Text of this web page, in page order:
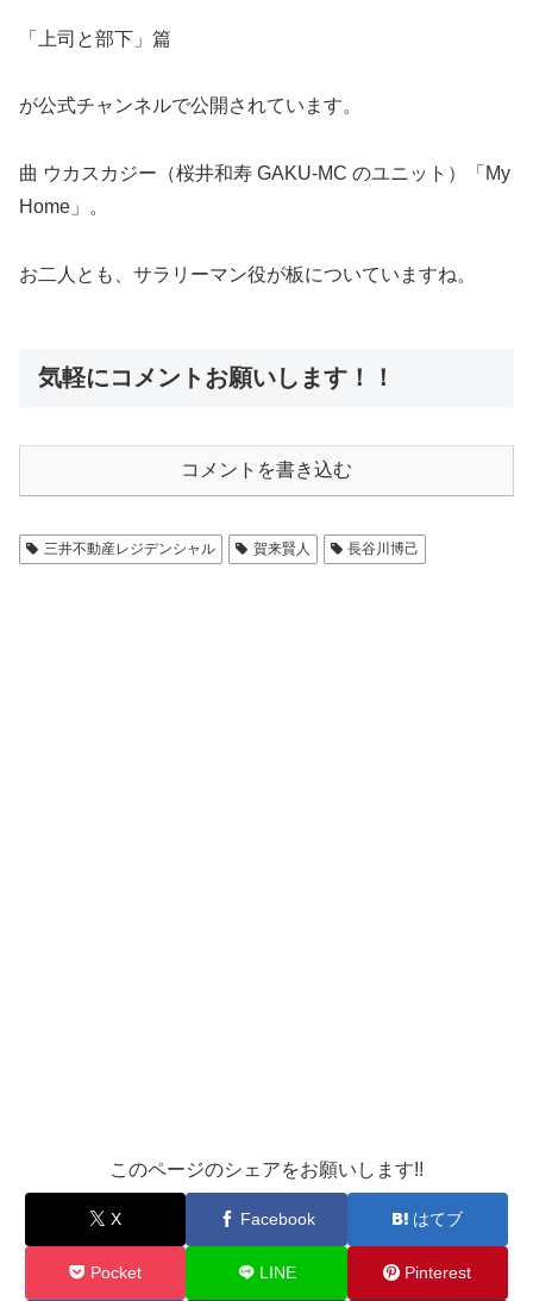
「上司と部下」篇
が公式チャンネルで公開されています。
曲 ウカスカジー（桜井和寿 GAKU-MC のユニット）「My
Home」。
お二人とも、サラリーマン役が板についていますね。
気軽にコメントお願いします！！
コメントを書き込む
三井不動産レジデンシャル 賀来賢人 長谷川博己
このページのシェアをお願いします!!
X Facebook はてブ
Pocket LINE Pinterest